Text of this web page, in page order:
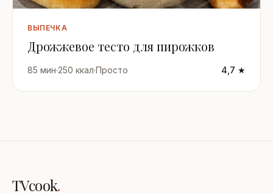
ВЫПЕЧКА
Дрожжевое тесто для пирожков
85 мин·250 ккал·Просто 4,7 ★
TVcook.